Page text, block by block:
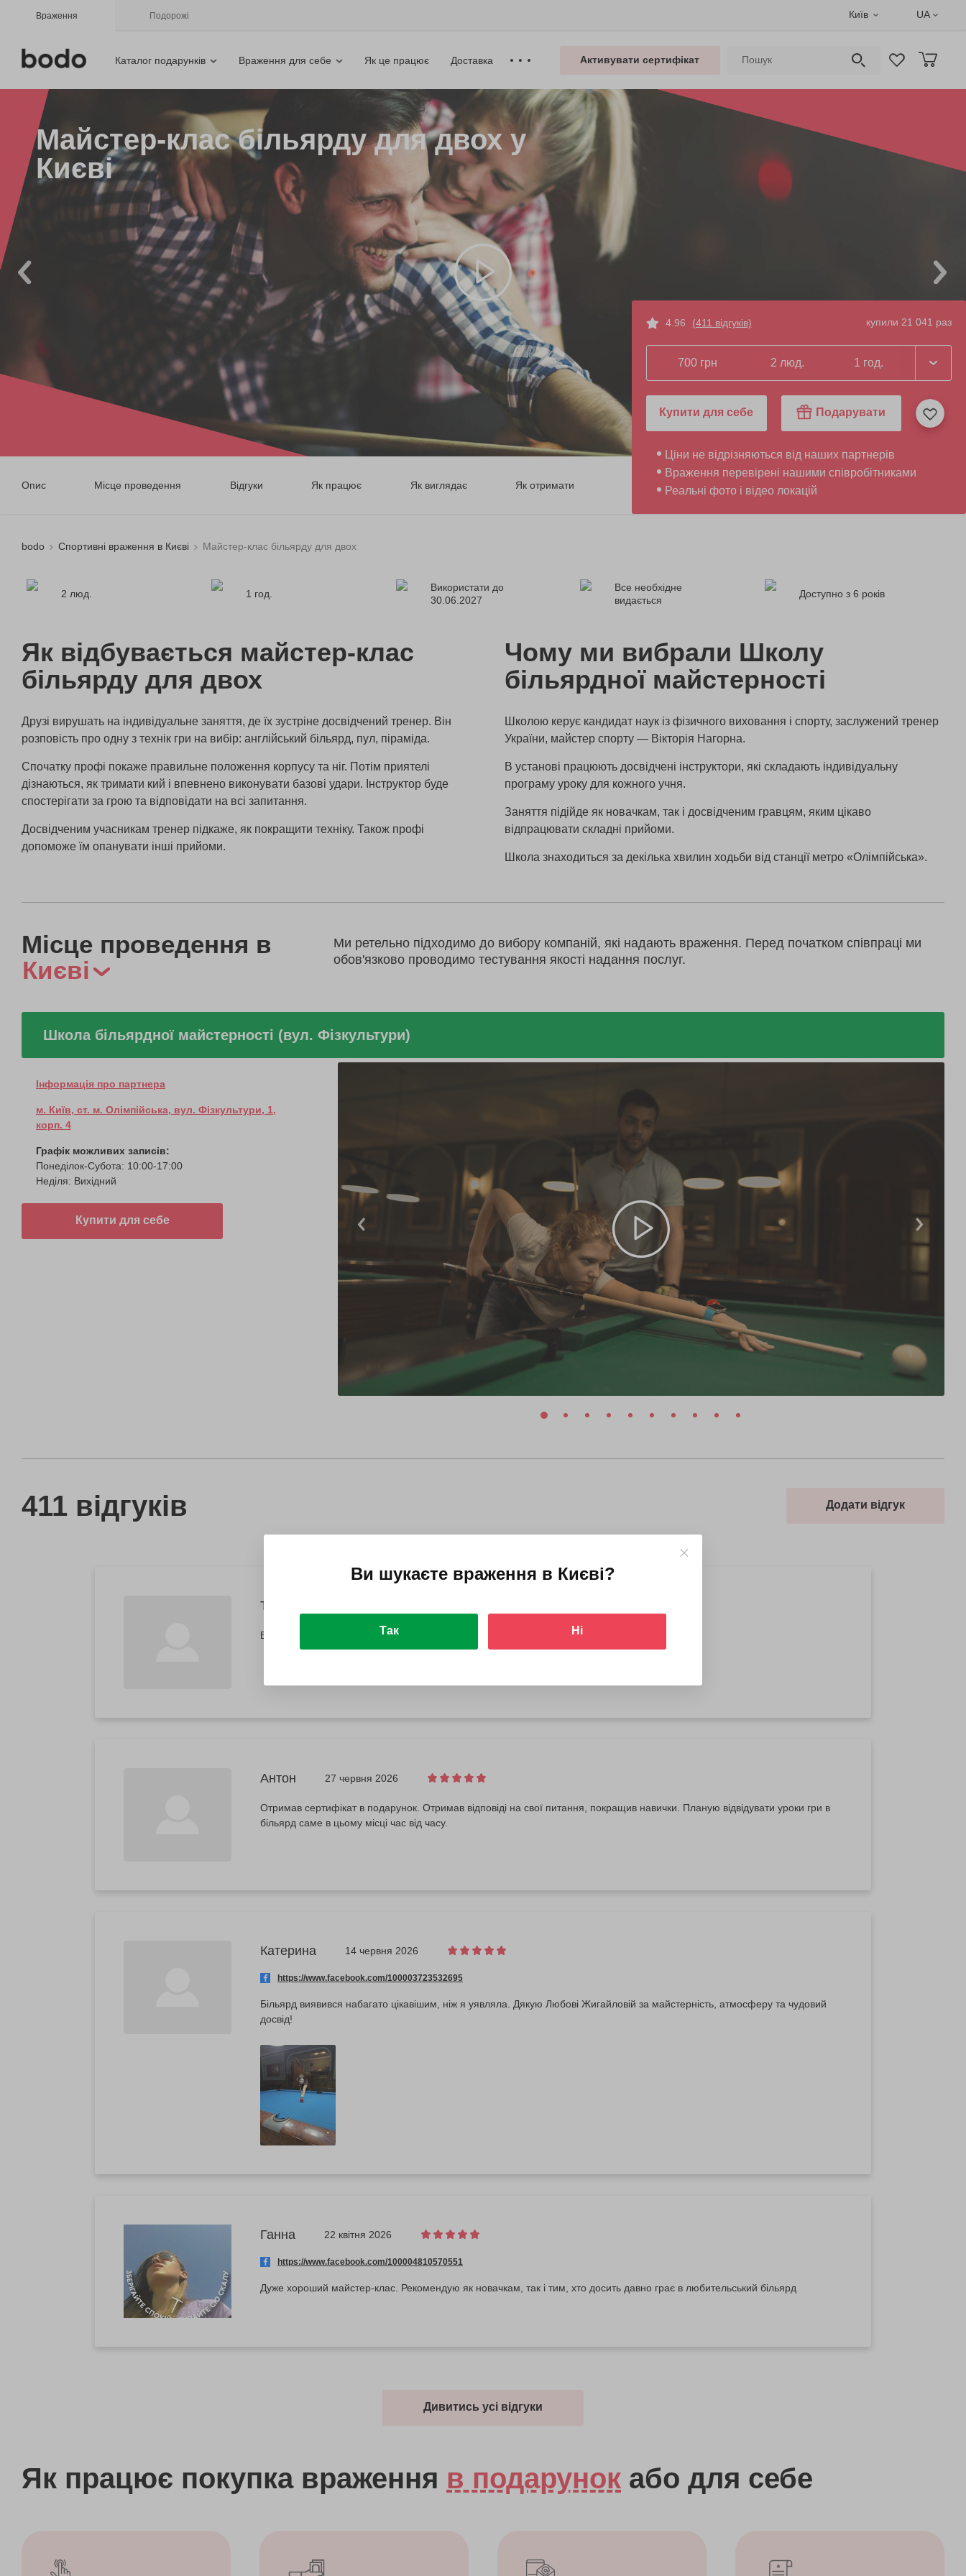
Враження Подорожі Київ UA
Каталог подарунків Враження для себе Як це працює Доставка Активувати сертифікат
Майстер-клас більярду для двох у
Києві
Опис Місце проведення Відгуки Як працює Як виглядає Як отримати
4.96 (411 відгуків) купили 21 041 раз
700 грн 2 люд. 1 год.
Купити для себе Подарувати
Ціни не відрізняються від наших партнерів
Враження перевірені нашими співробітниками
Реальні фото і відео локацій
bodo Спортивні враження в Києві Майстер-клас більярду для двох
2 люд. 1 год.
Використати до
30.06.2027
Все необхідне
видається
Доступно з 6 років
Як відбувається майстер-клас
більярду для двох
Друзі вирушать на індивідуальне заняття, де їх зустріне досвідчений тренер. Він
розповість про одну з технік гри на вибір: англійський більярд, пул, піраміда.
Спочатку профі покаже правильне положення корпусу та ніг. Потім приятелі
дізнаються, як тримати кий і впевнено виконувати базові удари. Інструктор буде
спостерігати за грою та відповідати на всі запитання.
Досвідченим учасникам тренер підкаже, як покращити техніку. Також профі
допоможе їм опанувати інші прийоми.
Чому ми вибрали Школу
більярдної майстерності
Школою керує кандидат наук із фізичного виховання і спорту, заслужений тренер
України, майстер спорту — Вікторія Нагорна.
В установі працюють досвідчені інструктори, які складають індивідуальну
програму уроку для кожного учня.
Заняття підійде як новачкам, так і досвідченим гравцям, яким цікаво
відпрацювати складні прийоми.
Школа знаходиться за декілька хвилин ходьби від станції метро «Олімпійська».
Місце проведення в
Києві
Ми ретельно підходимо до вибору компаній, які надають враження. Перед початком співпраці ми
обов'язково проводимо тестування якості надання послуг.
Школа більярдної майстерності (вул. Фізкультури)
Інформація про партнера
м. Київ, ст. м. Олімпійська, вул. Фізкультури, 1,
корп. 4
Графік можливих записів:
Понеділок-Субота: 10:00-17:00
Неділя: Вихідний
Купити для себе
411 відгуків Додати відгук
Тетяна
Враження відвідував син, все сподобалося 👍
Антон 27 червня 2026
Отримав сертифікат в подарунок. Отримав відповіді на свої питання, покращив навички. Планую відвідувати уроки гри в
більярд саме в цьому місці час від часу.
Катерина 14 червня 2026
https://www.facebook.com/100003723532695
Більярд виявився набагато цікавішим, ніж я уявляла. Дякую Любові Жигайловій за майстерність, атмосферу та чудовий
досвід!
Ганна 22 квітня 2026
https://www.facebook.com/100004810570551
Дуже хороший майстер-клас. Рекомендую як новачкам, так і тим, хто досить давно грає в любительський більярд
Дивитись усі відгуки
Як працює покупка враження в подарунок або для себе
Ви шукаєте враження в Києві?
Так Ні